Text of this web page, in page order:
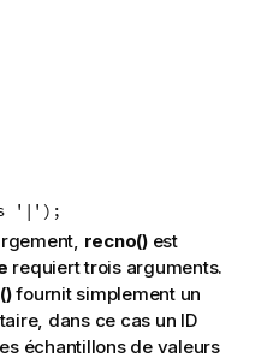
'|');
recno()est
requiert trois arguments.
fournit simplement un
dans ce cas un ID
échantillons de valeurs